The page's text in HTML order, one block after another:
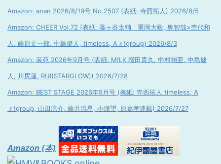
Amazon: anan 2026/8/19号 No.2507 (表紙: 寺西拓人) 2026/8/5
Amazon: CHEER Vol.72 (表紙: 藤ヶ谷太輔 重岡大毅, 奥智哉×杢代和
人, 藤原丈一郎, 中島健人, timeless, Aぇ!group) 2026/8/3
Amazon: 装苑 2026年9月号 (表紙: M!LK 増田貴久, 中村嶺亜, 中島健
人, 川尻蓮, RUI(STARGLOW)) 2026/7/28
Amazon: BEST STAGE 2026年9月号 (表紙: 寺西拓人 timeless, A
ぇ!group, 山田涼介, 藤井流星, 小瀧望, 原嘉孝連載) 2026/7/27
Amazon (本)